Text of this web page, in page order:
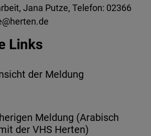
Jana Putze, Telefon: 02366
Links
der Meldung
Meldung (Arabisch
der VHS Herten)